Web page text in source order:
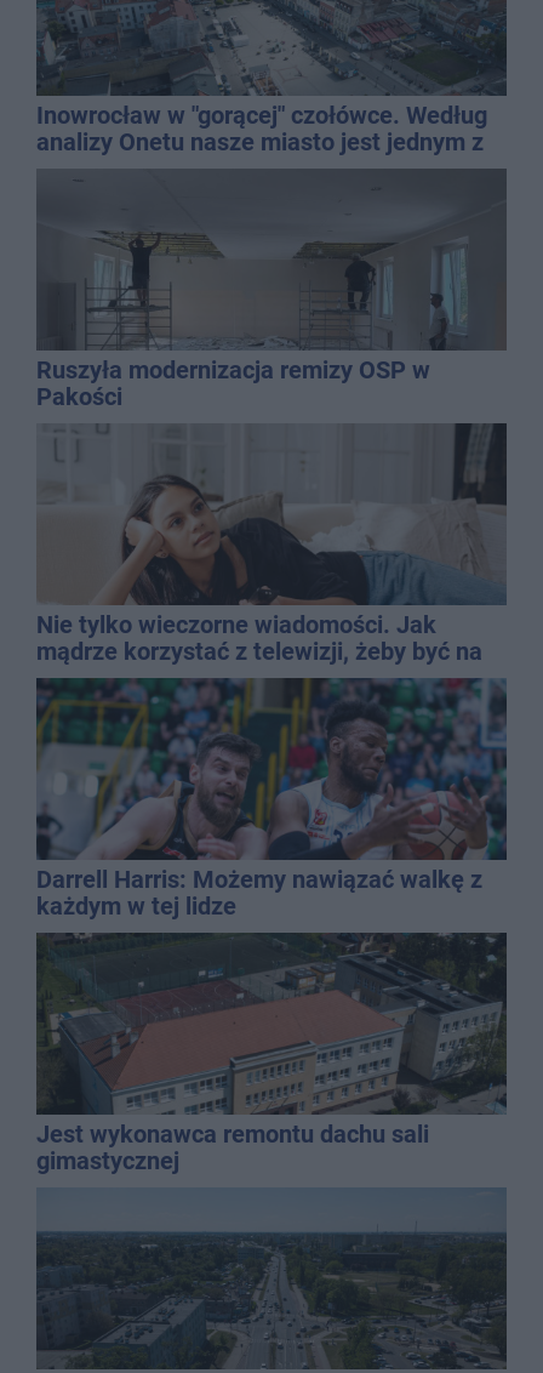
Inowrocław w "gorącej" czołówce. Według
analizy Onetu nasze miasto jest jednym z
najbardziej narażonych na upały
Ruszyła modernizacja remizy OSP w
Pakości
Nie tylko wieczorne wiadomości. Jak
mądrze korzystać z telewizji, żeby być na
bieżąco, ale nie żyć w informacyjnym
chaosie?
Darrell Harris: Możemy nawiązać walkę z
każdym w tej lidze
Jest wykonawca remontu dachu sali
gimastycznej